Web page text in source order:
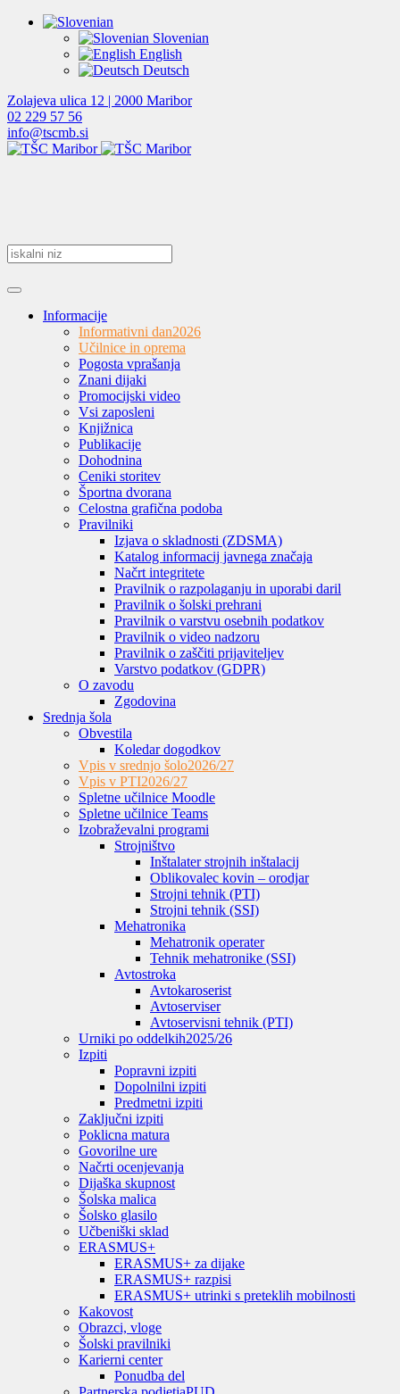
Slovenian
English
Deutsch
Zolajeva ulica 12 | 2000 Maribor
02 229 57 56
info@tscmb.si
Informacije
Informativni dan2026
Učilnice in oprema
Pogosta vprašanja
Znani dijaki
Promocijski video
Vsi zaposleni
Knjižnica
Publikacije
Dohodnina
Ceniki storitev
Športna dvorana
Celostna grafična podoba
Pravilniki
Izjava o skladnosti (ZDSMA)
Katalog informacij javnega značaja
Načrt integritete
Pravilnik o razpolaganju in uporabi daril
Pravilnik o šolski prehrani
Pravilnik o varstvu osebnih podatkov
Pravilnik o video nadzoru
Pravilnik o zaščiti prijaviteljev
Varstvo podatkov (GDPR)
O zavodu
Zgodovina
Srednja šola
Obvestila
Koledar dogodkov
Vpis v srednjo šolo2026/27
Vpis v PTI2026/27
Spletne učilnice Moodle
Spletne učilnice Teams
Izobraževalni programi
Strojništvo
Inštalater strojnih inštalacij
Oblikovalec kovin – orodjar
Strojni tehnik (PTI)
Strojni tehnik (SSI)
Mehatronika
Mehatronik operater
Tehnik mehatronike (SSI)
Avtostroka
Avtokaroserist
Avtoserviser
Avtoservisni tehnik (PTI)
Urniki po oddelkih2025/26
Izpiti
Popravni izpiti
Dopolnilni izpiti
Predmetni izpiti
Zaključni izpiti
Poklicna matura
Govorilne ure
Načrti ocenjevanja
Dijaška skupnost
Šolska malica
Šolsko glasilo
Učbeniški sklad
ERASMUS+
ERASMUS+ za dijake
ERASMUS+ razpisi
ERASMUS+ utrinki s preteklih mobilnosti
Kakovost
Obrazci, vloge
Šolski pravilniki
Karierni center
Ponudba del